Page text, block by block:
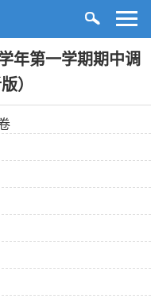
年第一学期期中调
）